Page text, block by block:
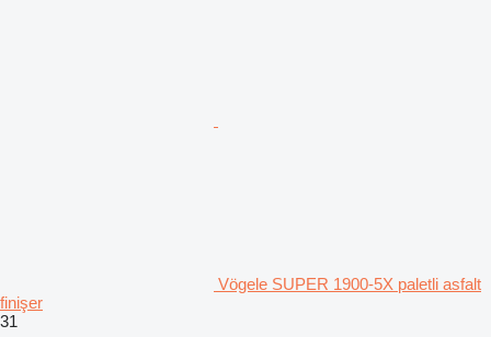
Vögele SUPER 1900-5X paletli asfalt
finişer
31